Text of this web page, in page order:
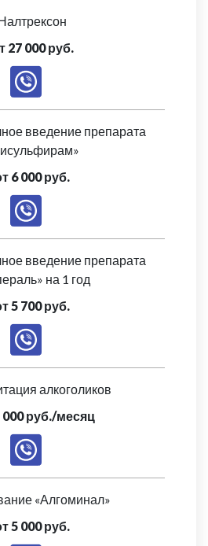
27 000 руб.
введение препарата
6 000 руб.
введение препарата
на 1 год
5 700 руб.
алкоголиков
000 руб./месяц
«Алгоминал»
5 000 руб.